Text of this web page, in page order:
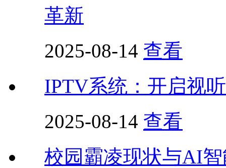
革新
2025-08-14 查看
IPTV系统：开启视
2025-08-14 查看
校园霸凌现状与AI